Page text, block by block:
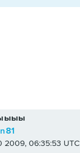
2009, 06:35:53 UTC